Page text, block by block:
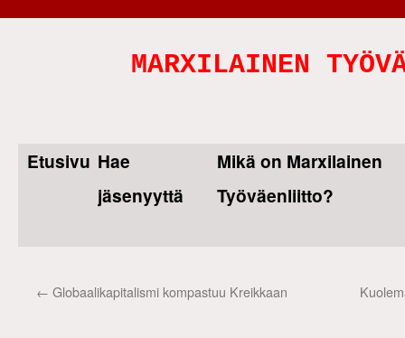
MARXILAINEN
Skip
Etusivu Hae
jäsenyyttä
Mikä on Marxilainen
Työväenliitto?
← Globaalikapitalismi kompastuu Kreikkaan